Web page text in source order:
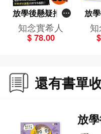
放學後懸疑推理
學會(4)密室兔子
消失之謎
知念實希人
$ 78.00
放
學
還有書單
放